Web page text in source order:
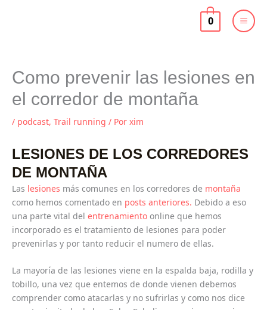
0
Como prevenir las lesiones en
el corredor de montaña
/ podcast, Trail running / Por xim
LESIONES DE LOS CORREDORES
DE MONTAÑA
Las lesiones más comunes en los corredores de montaña
como hemos comentado en posts anteriores. Debido a eso
una parte vital del entrenamiento online que hemos
incorporado es el tratamiento de lesiones para poder
prevenirlas y por tanto reducir el numero de ellas.
La mayoría de las lesiones viene en la espalda baja, rodilla y
tobillo, una vez que entemos de donde vienen debemos
comprender como atacarlas y no sufrirlas y como nos dice